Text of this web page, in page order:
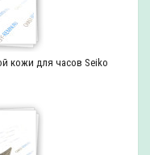
кожи для часов Seiko